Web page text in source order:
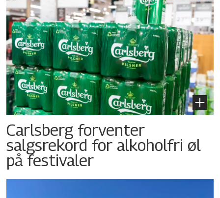
Carlsberg forventer
salgsrekord for alkoholfri øl
på festivaler